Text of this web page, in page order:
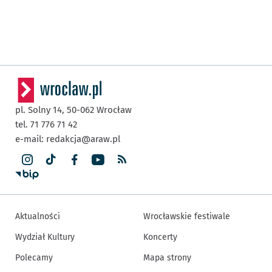
pl. Solny 14, 50-062 Wrocław
tel. 71 776 71 42
e-mail: redakcja@araw.pl
Aktualności
Wydział Kultury
Polecamy
Wrocławskie festiwale
Koncerty
Mapa strony